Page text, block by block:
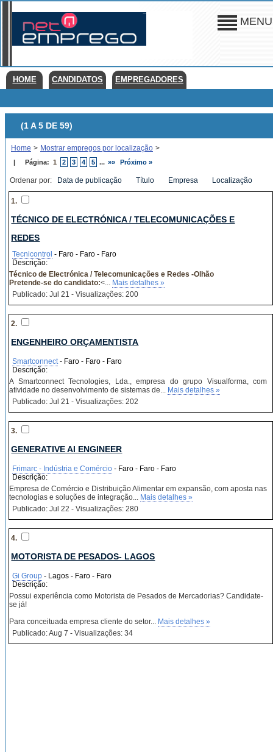
MENU
HOME CANDIDATOS EMPREGADORES
(1 A 5 DE 59)
Home > Mostrar empregos por localização >
| Página: 1 2 3 4 5 ... »» Próximo »
Ordenar por: Data de publicação Título Empresa Localização
1.
TÉCNICO DE ELECTRÓNICA / TELECOMUNICAÇÕES E
REDES
Tecnicontrol - Faro - Faro - Faro
Descrição:
Técnico de Electrónica / Telecomunicações e Redes -Olhão
Pretende-se do candidato:<... Mais detalhes »
Publicado: Jul 21 - Visualizações: 200
2.
ENGENHEIRO ORÇAMENTISTA
Smartconnect- Faro - Faro - Faro
Descrição:
A Smartconnect Tecnologies, Lda., empresa do grupo Visualforma, com
atividade no desenvolvimento de sistemas de... Mais detalhes »
Publicado: Jul 21 - Visualizações: 202
3.
GENERATIVE AI ENGINEER
Frimarc - Indústria e Comércio - Faro - Faro - Faro
Descrição:
Empresa de Comércio e Distribuição Alimentar em expansão, com aposta nas
tecnologias e soluções de integração... Mais detalhes »
Publicado: Jul 22 - Visualizações: 280
4.
MOTORISTA DE PESADOS- LAGOS
Gi Group - Lagos - Faro - Faro
Descrição:
Possui experiência como Motorista de Pesados de Mercadorias? Candidate-
se já!
Para conceituada empresa cliente do setor... Mais detalhes »
Publicado: Aug 7 - Visualizações: 34